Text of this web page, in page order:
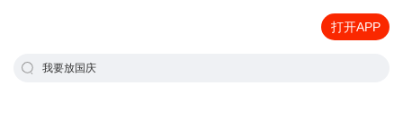
打开APP
我要放国庆